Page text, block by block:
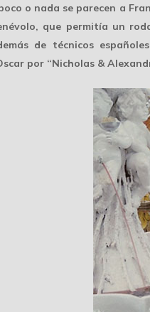
o nada se parecen a
que permitía un
de técnicos
por “Nicholas &